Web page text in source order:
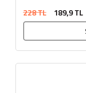
228 TL 189,9 TL